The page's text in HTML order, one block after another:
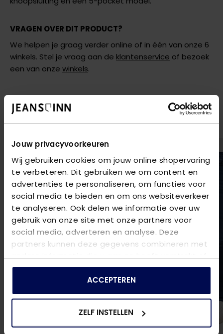
Jouw privacyvoorkeuren
Wij gebruiken cookies om jouw online shopervaring
te verbeteren. Dit gebruiken we om content en
advertenties te personaliseren, om functies voor
social media te bieden en om ons websiteverkeer
te analyseren. Ook delen we informatie over uw
gebruik van onze site met onze partners voor
social media, adverteren en analyse. Deze
partners kunnen deze gegevens combineren met
andere informatie die u aan ze heeft verstrekt of
die ze hebben verzameld op basis van uw gebruik
ACCEPTEREN
ZELF INSTELLEN
VRAGEN OVER DIT PRODUCT?
We helpen je graag verder online of in één van onze 6
winkels. Stel je vraag aan de klantenservice of bezoek
een van onze winkels.
AANBEVOLEN VOOR JOU
2voor €80